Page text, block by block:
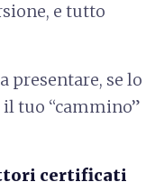
e tutto
presentare, se lo
tuo “cammino”
certificati